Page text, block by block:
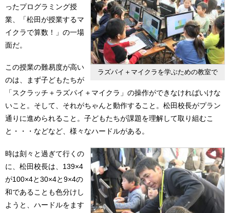
ラズパイ＋マイクラを学ぶための教室で
ったプログラミング授
業、「松田が授業するマ
イクラで算数！」の一場
面だ。
この授業の難易度が高い
のは、まず子どもたちが
「スクラッチ＋ラズパイ＋マイクラ」の操作ができなければいけな
いこと。そして、それがちゃんと動作すること。松田校長がプラン
通りに進められること。子どもたちが課題を理解して取り組むこ
と・・・などなど、様々なハードルがある。
時は刻々と過ぎて行くの
に、松田校長は、139×4
が100×4と30×4と9×4の
和であることも色分けし
ようと、ハードルをます